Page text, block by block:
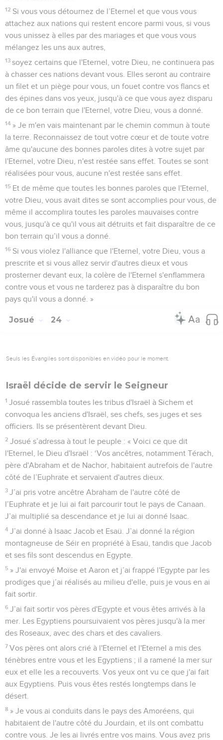
12 Si vous vous détournez de l’Eternel et que vous vous
attachez aux nations qui restent encore parmi vous, si vous
vous unissez à elles par des mariages et que vous vous
mélangez les uns aux autres,
13 soyez certains que l'Eternel, votre Dieu, ne continuera pas
à chasser ces nations devant vous. Elles seront au contraire
un filet et un piège pour vous, un fouet contre vos flancs et
des épines dans vos yeux, jusqu'à ce que vous ayez disparu
de ce bon terrain que l'Eternel, votre Dieu, vous a donné.
14 » Je m'en vais maintenant par le chemin commun à toute
la terre. Reconnaissez de tout votre cœur et de toute votre
âme qu'aucune des bonnes paroles dites à votre sujet par
l'Eternel, votre Dieu, n'est restée sans effet. Toutes se sont
réalisées pour vous, aucune n'est restée sans effet.
15 Et de même que toutes les bonnes paroles que l'Eternel,
votre Dieu, vous avait dites se sont accomplies pour vous, de
même il accomplira toutes les paroles mauvaises contre
vous, jusqu'à ce qu'il vous ait détruits et fait disparaître de ce
bon terrain qu’il vous a donné.
16 Si vous violez l'alliance que l'Eternel, votre Dieu, vous a
prescrite et si vous allez servir d'autres dieux et vous
prosterner devant eux, la colère de l'Eternel s'enflammera
contre vous et vous ne tarderez pas à disparaître du bon
pays qu'il vous a donné. »
Josué 24
Seuls les Évangiles sont disponibles en vidéo pour le moment.
Israël décide de servir le Seigneur
1 Josué rassembla toutes les tribus d'Israël à Sichem et
convoqua les anciens d'Israël, ses chefs, ses juges et ses
officiers. Ils se présentèrent devant Dieu.
2 Josué s’adressa à tout le peuple : « Voici ce que dit
l'Eternel, le Dieu d'Israël : ‘Vos ancêtres, notamment Térach,
père d'Abraham et de Nachor, habitaient autrefois de l'autre
côté de l’Euphrate et servaient d'autres dieux.
3 J’ai pris votre ancêtre Abraham de l'autre côté de
l’Euphrate et je lui ai fait parcourir tout le pays de Canaan.
J’ai multiplié sa descendance et je lui ai donné Isaac.
4 J’ai donné à Isaac Jacob et Esaü. J’ai donné la région
montagneuse de Séir en propriété à Esaü, tandis que Jacob
et ses fils sont descendus en Egypte.
5 » J'ai envoyé Moïse et Aaron et j’ai frappé l'Egypte par les
prodiges que j’ai réalisés au milieu d'elle, puis je vous en ai
fait sortir.
6 J’ai fait sortir vos pères d'Egypte et vous êtes arrivés à la
mer. Les Egyptiens poursuivaient vos pères jusqu'à la mer
des Roseaux, avec des chars et des cavaliers.
7 Vos pères ont alors crié à l'Eternel et l'Eternel a mis des
ténèbres entre vous et les Egyptiens ; il a ramené la mer sur
eux et elle les a recouverts. Vos yeux ont vu ce que j'ai fait
aux Egyptiens. Puis vous êtes restés longtemps dans le
désert.
8 » Je vous ai conduits dans le pays des Amoréens, qui
habitaient de l'autre côté du Jourdain, et ils ont combattu
contre vous. Je les ai livrés entre vos mains. Vous avez pris